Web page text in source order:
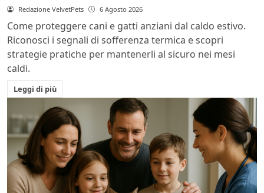
Redazione VelvetPets 6 Agosto 2026
Come proteggere cani e gatti anziani dal caldo estivo.
Riconosci i segnali di sofferenza termica e scopri
strategie pratiche per mantenerli al sicuro nei mesi
caldi.
Leggi di più